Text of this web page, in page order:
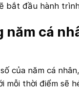
bắt đầu hành
năm cá
của năm cá
mỗi thời điểm sẽ